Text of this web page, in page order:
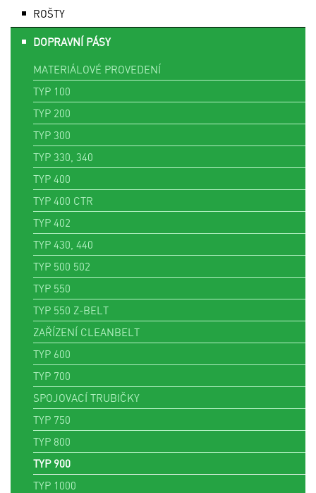
ROŠTY
DOPRAVNÍ PÁSY
MATERIÁLOVÉ PROVEDENÍ
TYP 100
TYP 200
TYP 300
TYP 330, 340
TYP 400
TYP 400 CTR
TYP 402
TYP 430, 440
TYP 500 502
TYP 550
TYP 550 Z-BELT
ZAŘÍZENÍ CLEANBELT
TYP 600
TYP 700
SPOJOVACÍ TRUBIČKY
TYP 750
TYP 800
TYP 900
TYP 1000